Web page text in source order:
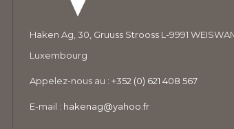
Haken Ag, 30, Gruuss Strooss L-9991
Luxembourg
Appelez-nous au :+352 (0) 621 408 567
E-mail : hakenag@yahoo.fr